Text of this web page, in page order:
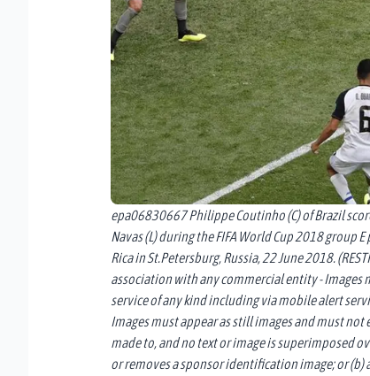
epa06830667 Philippe Coutinho (C) of Brazil
Navas (L) during the FIFA World Cup 2018 group
Rica in St.Petersburg, Russia, 22 June 2018.
association with any commercial entity - Images
service of any kind including via mobile alert
Images must appear as still images and must
made to, and no text or image is superimposed
or removes a sponsor identification image; or